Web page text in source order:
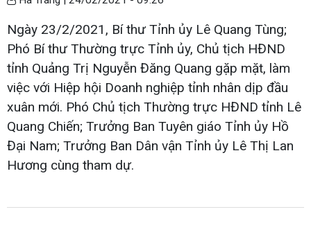
Ngày 23/2/2021, Bí thư Tỉnh ủy Lê Quang Tùng;
Phó Bí thư Thường trực Tỉnh ủy, Chủ tịch HĐND
tỉnh Quảng Trị Nguyễn Đăng Quang gặp mặt, làm
việc với Hiệp hội Doanh nghiệp tỉnh nhân dịp đầu
xuân mới. Phó Chủ tịch Thường trực HĐND tỉnh Lê
Quang Chiến; Trưởng Ban Tuyên giáo Tỉnh ủy Hồ
Đại Nam; Trưởng Ban Dân vận Tỉnh ủy Lê Thị Lan
Hương cùng tham dự.